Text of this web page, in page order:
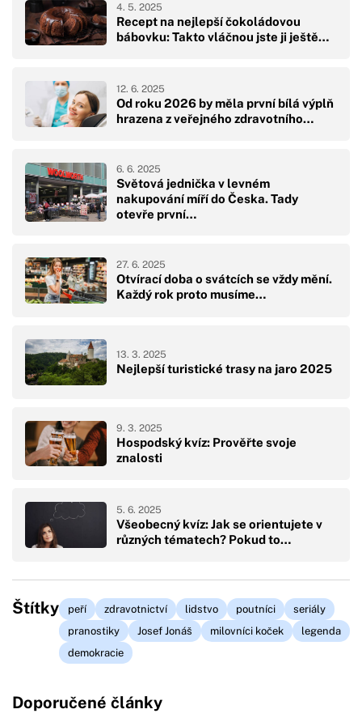
Recept na nejlepší čokoládovou
bábovku: Takto vláčnou jste ji ještě…
4. 5. 2025
Od roku 2026 by měla první bílá výplň
hrazena z veřejného zdravotního…
12. 6. 2025
Světová jednička v levném
nakupování míří do Česka. Tady
otevře první…
6. 6. 2025
Otvírací doba o svátcích se vždy mění.
Každý rok proto musíme…
27. 6. 2025
Nejlepší turistické trasy na jaro 2025
13. 3. 2025
Hospodský kvíz: Prověřte svoje
znalosti
9. 3. 2025
Všeobecný kvíz: Jak se orientujete v
různých tématech? Pokud to…
5. 6. 2025
Štítky peří zdravotnictví lidstvo poutníci
seriály
pranostiky
Josef Jonáš milovníci koček
legenda
demokracie
Doporučené články